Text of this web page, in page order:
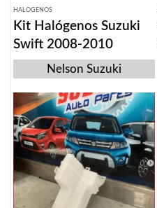
HALOGENOS
Kit Halógenos Suzuki
Swift 2008-2010
Nelson Suzuki